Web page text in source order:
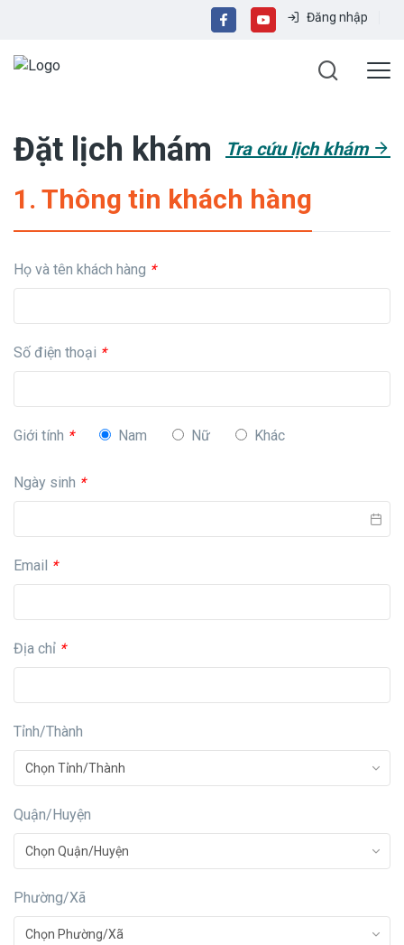
Đăng nhập
Đặt lịch khám Tra cứu lịch khám
1. Thông tin khách hàng
Họ và tên khách hàng *
Số điện thoại *
Giới tính * Nam Nữ Khác
Ngày sinh *
Email *
Địa chỉ *
Tỉnh/Thành
Quận/Huyện
Phường/Xã